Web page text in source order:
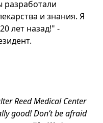
и знания. Я
лет назад!" -
Reed Medical Center
good! Don’t be afraid